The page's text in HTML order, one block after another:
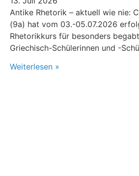
Antike Rhetorik – aktuell wie nie:
(9a) hat vom 03.-05.07.2026
Rhetorikkurs für besonders
Griechisch-Schülerinnen und -
Weiterlesen »